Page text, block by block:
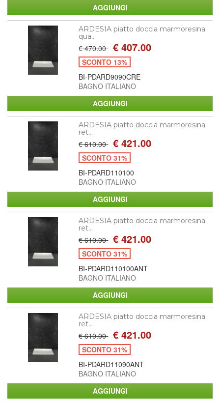
ARDESIA piatto doccia marmoresina
qua...
€ 470.00 € 407.00
SCONTO 13%
BI-PDARD9090CRE
BAGNO ITALIANO
ARDESIA piatto doccia marmoresina
ret...
€ 610.00 € 421.00
SCONTO 31%
BI-PDARD110100
BAGNO ITALIANO
ARDESIA piatto doccia marmoresina
ret...
€ 610.00 € 421.00
SCONTO 31%
BI-PDARD110100ANT
BAGNO ITALIANO
ARDESIA piatto doccia marmoresina
ret...
€ 610.00 € 421.00
SCONTO 31%
BI-PDARD11090ANT
BAGNO ITALIANO